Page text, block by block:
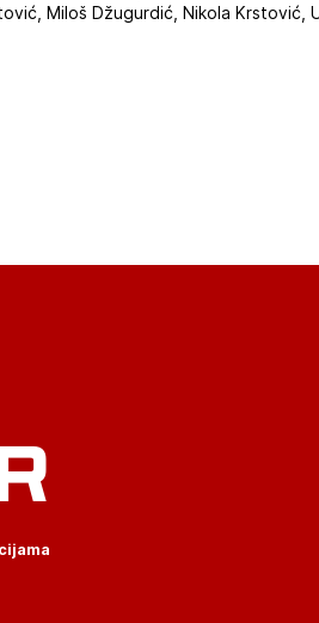
Miloš Džugurdić, Nikola Krstović,